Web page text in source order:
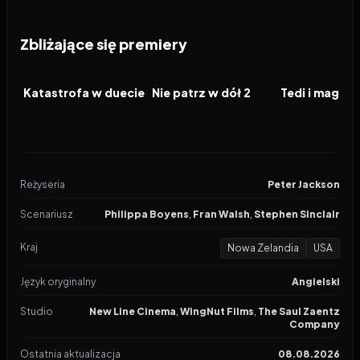
Zbliżające się premiery
FILM
Katastrofa w duecie FILM
Nie patrz w dół 2 FILM
Reżyseria Peter Jackson
Scenariusz Philippa Boyens, Fran Walsh, Stephen Sinclair
Kraj Nowa Zelandia USA
Język oryginalny Angielski
Studio New Line Cinema, WingNut Films, The Saul Zaentz
Company
Ostatnia aktualizacja 08.08.2026